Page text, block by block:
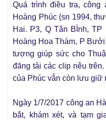
Quá trình điều tra, công
Hoàng Phúc (sn 1994,
Hai. P3, Q Tân BÌnh,
Hoàng Hoa Thám, P
tượng giúp sức cho
đăng tải các clip nêu
của Phúc vẫn còn lưu giữ
Ngày 1/7/2017 công an
bắt, khám xét, và tạm